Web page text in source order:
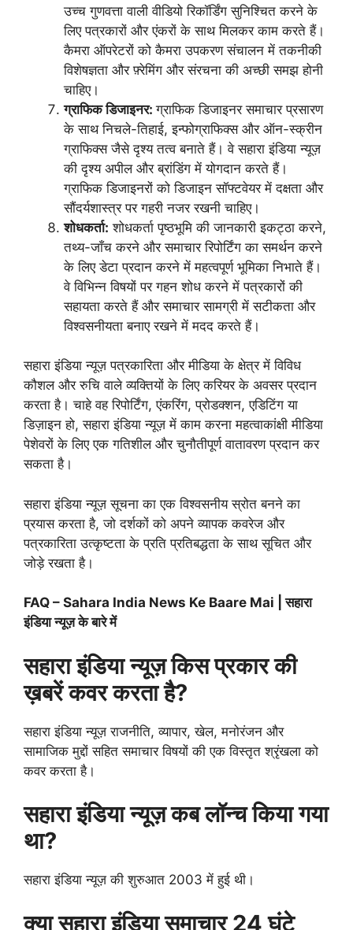
उच्च गुणवत्ता वाली वीडियो रिकॉर्डिंग सुनिश्चित करने के
लिए पत्रकारों और एंकरों के साथ मिलकर काम करते हैं।
कैमरा ऑपरेटरों को कैमरा उपकरण संचालन में तकनीकी
विशेषज्ञता और फ़्रेमिंग और संरचना की अच्छी समझ होनी
चाहिए।
ग्राफिक डिजाइनर:ग्राफिक डिजाइनर समाचार प्रसारण
के साथ निचले-तिहाई, इन्फोग्राफिक्स और ऑन-स्क्रीन
ग्राफिक्स जैसे दृश्य तत्व बनाते हैं। वे सहारा इंडिया न्यूज़
की दृश्य अपील और ब्रांडिंग में योगदान करते हैं।
ग्राफिक डिजाइनरों को डिजाइन सॉफ्टवेयर में दक्षता और
सौंदर्यशास्त्र पर गहरी नजर रखनी चाहिए।
शोधकर्ता: शोधकर्ता पृष्ठभूमि की जानकारी इकट्ठा करने,
तथ्य-जाँच करने और समाचार रिपोर्टिंग का समर्थन करने
के लिए डेटा प्रदान करने में महत्वपूर्ण भूमिका निभाते हैं।
वे विभिन्न विषयों पर गहन शोध करने में पत्रकारों की
सहायता करते हैं और समाचार सामग्री में सटीकता और
विश्वसनीयता बनाए रखने में मदद करते हैं।
सहारा इंडिया न्यूज़ पत्रकारिता और मीडिया के क्षेत्र में विविध
कौशल और रुचि वाले व्यक्तियों के लिए करियर के अवसर प्रदान
करता है। चाहे वह रिपोर्टिंग, एंकरिंग, प्रोडक्शन, एडिटिंग या
डिज़ाइन हो, सहारा इंडिया न्यूज़ में काम करना महत्वाकांक्षी मीडिया
पेशेवरों के लिए एक गतिशील और चुनौतीपूर्ण वातावरण प्रदान कर
सकता है।
सहारा इंडिया न्यूज़ सूचना का एक विश्वसनीय स्रोत बनने का
प्रयास करता है, जो दर्शकों को अपने व्यापक कवरेज और
पत्रकारिता उत्कृष्टता के प्रति प्रतिबद्धता के साथ सूचित और
जोड़े रखता है।
FAQ – Sahara India News Ke Baare Mai | सहारा
इंडिया न्यूज़ के बारे में
सहारा इंडिया न्यूज़ किस प्रकार की
ख़बरें कवर करता है?
सहारा इंडिया न्यूज़ राजनीति, व्यापार, खेल, मनोरंजन और
सामाजिक मुद्दों सहित समाचार विषयों की एक विस्तृत श्रृंखला को
कवर करता है।
सहारा इंडिया न्यूज़ कब लॉन्च किया गया
था?
सहारा इंडिया न्यूज़ की शुरुआत 2003 में हुई थी।
क्या सहारा इंडिया समाचार 24 घंटे